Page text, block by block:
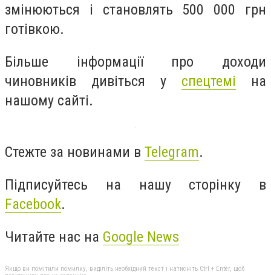
змінюються і становлять 500 000 грн
готівкою.
Більше інформації про доходи
чиновників дивіться у спецтемі на
нашому сайті.
Стежте за новинами в Telegram.
Підписуйтесь на нашу сторінку в
Facebook.
Читайте нас на Google News
Якщо ви помітили помилку, виділіть необхідний текст і натисніть Ctrl + Enter, щоб